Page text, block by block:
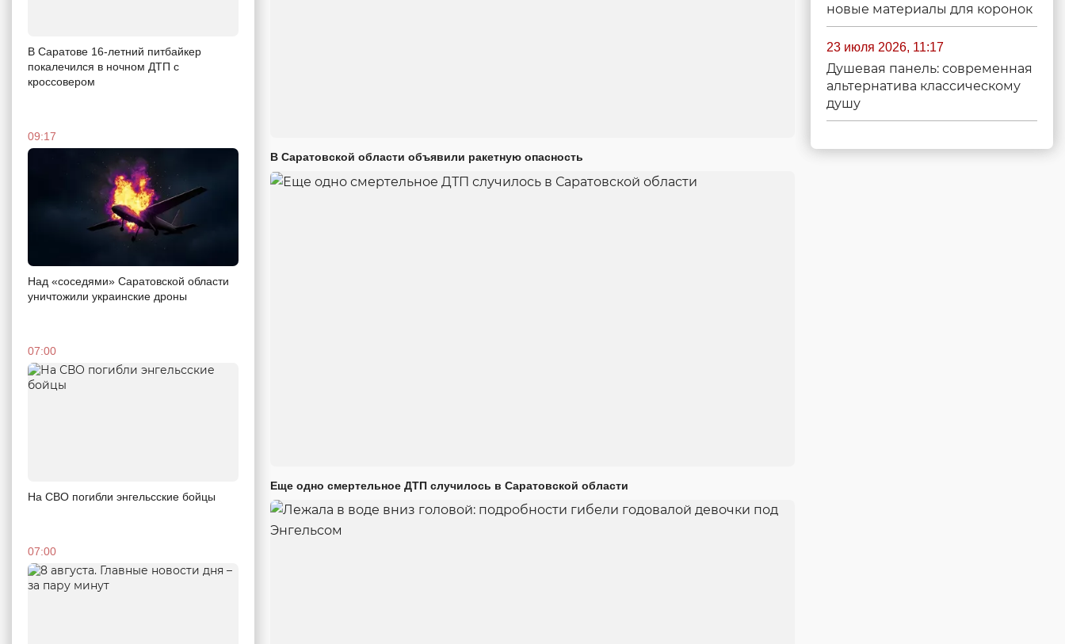
В Саратове 16-летний питбайкер
покалечился в ночном ДТП с
кроссовером
09:17
Над «соседями» Саратовской области
уничтожили украинские дроны
07:00
На СВО погибли энгельсские бойцы
07:00
В Саратовской области объявили ракетную опасность
Еще одно смертельное ДТП случилось в Саратовской области
новые материалы для коронок
23 июля 2026, 11:17
Душевая панель: современная
альтернатива классическому
душу